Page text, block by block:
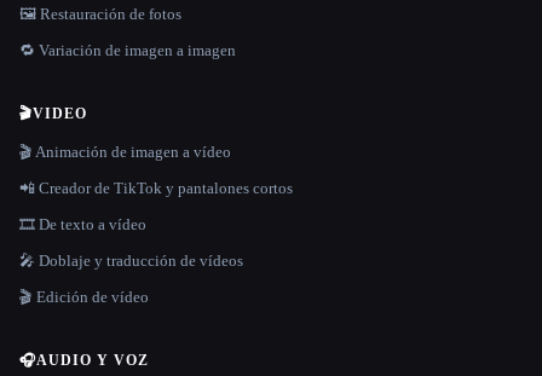
🖼️ Restauración de fotos
🔁 Variación de imagen a imagen
🎬VIDEO
🎬 Animación de imagen a vídeo
📲 Creador de TikTok y pantalones cortos
🎞️ De texto a vídeo
🎤 Doblaje y traducción de vídeos
🎬 Edición de vídeo
🎧AUDIO Y VOZ